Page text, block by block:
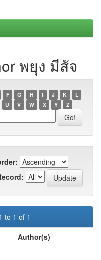
พยุง มีสัจ
F G H I J K
L
U V W X Y Z
to 1 of 1
Author(s)